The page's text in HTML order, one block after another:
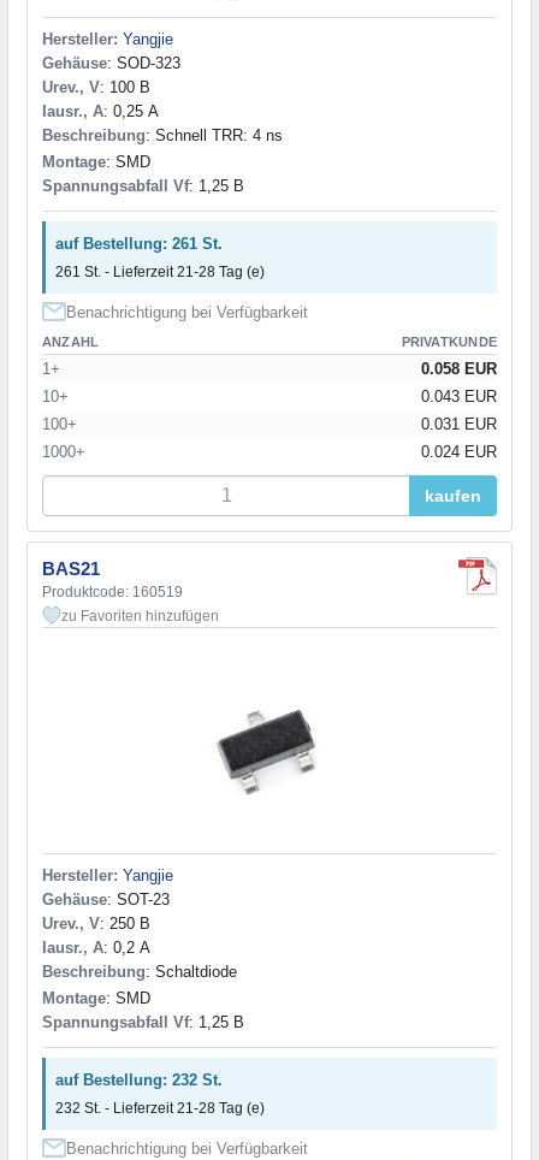
Hersteller: Yangjie
Gehäuse: SOD-323
Urev., V: 100 В
Iausr., A: 0,25 А
Beschreibung: Schnell TRR: 4 ns
Montage: SMD
Spannungsabfall Vf: 1,25 В
auf Bestellung: 261 St.
261 St. - Lieferzeit 21-28 Tag (e)
Benachrichtigung bei Verfügbarkeit
ANZAHL PRIVATKUNDE
1+
0.058 EUR
10+
0.043 EUR
100+
0.031 EUR
1000+
0.024 EUR
kaufen
BAS21
Produktcode: 160519
zu Favoriten hinzufügen
Hersteller: Yangjie
Gehäuse: SOT-23
Urev., V: 250 В
Iausr., A: 0,2 А
Beschreibung: Schaltdiode
Montage: SMD
Spannungsabfall Vf: 1,25 В
auf Bestellung: 232 St.
232 St. - Lieferzeit 21-28 Tag (e)
Benachrichtigung bei Verfügbarkeit